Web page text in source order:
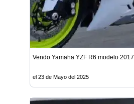
Vendo Yamaha YZF R6 modelo 2017
el 23 de Mayo del 2025